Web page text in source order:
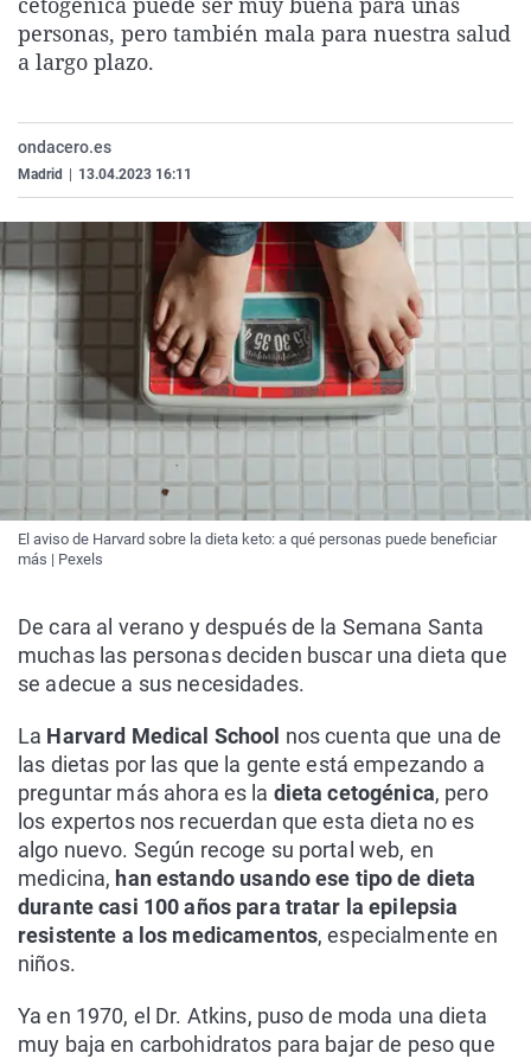
La rosa de los vientos
Caso
Extremadura
Virales
personas, pero también mala para nuestra salud
a largo plazo.
ondacero.es
Madrid 13.04.2023 16:11
El aviso de Harvard sobre la dieta keto: a qué personas puede beneficiar
más | Pexels
De cara al verano y después de la Semana Santa
muchas las personas deciden buscar una dieta que
se adecue a sus necesidades.
La Harvard Medical School nos cuenta que una de
las dietas por las que la gente está empezando a
preguntar más ahora es la dieta cetogénica, pero
los expertos nos recuerdan que esta dieta no es
algo nuevo. Según recoge su portal web, en
medicina, han estando usando ese tipo de dieta
durante casi 100 años para tratar la epilepsia
resistente a los medicamentos, especialmente en
niños.
Ya en 1970, el Dr. Atkins, puso de moda una dieta
muy baja en carbohidratos para bajar de peso que